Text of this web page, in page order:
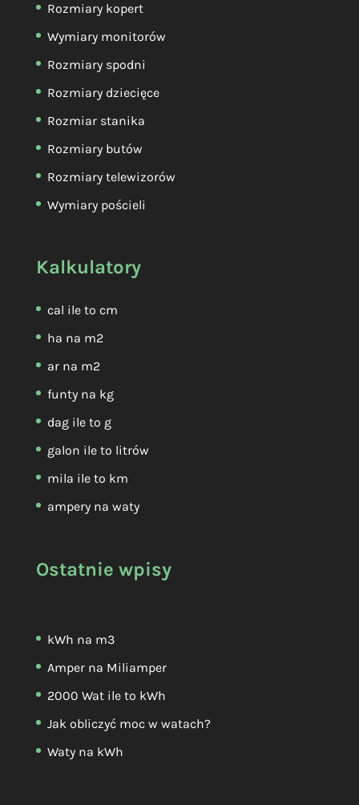
Rozmiary kopert
Wymiary monitorów
Rozmiary spodni
Rozmiary dziecięce
Rozmiar stanika
Rozmiary butów
Rozmiary telewizorów
Wymiary pościeli
Kalkulatory
cal ile to cm
ha na m2
ar na m2
funty na kg
dag ile to g
galon ile to litrów
mila ile to km
ampery na waty
Ostatnie wpisy
kWh na m3
Amper na Miliamper
2000 Wat ile to kWh
Jak obliczyć moc w watach?
Waty na kWh